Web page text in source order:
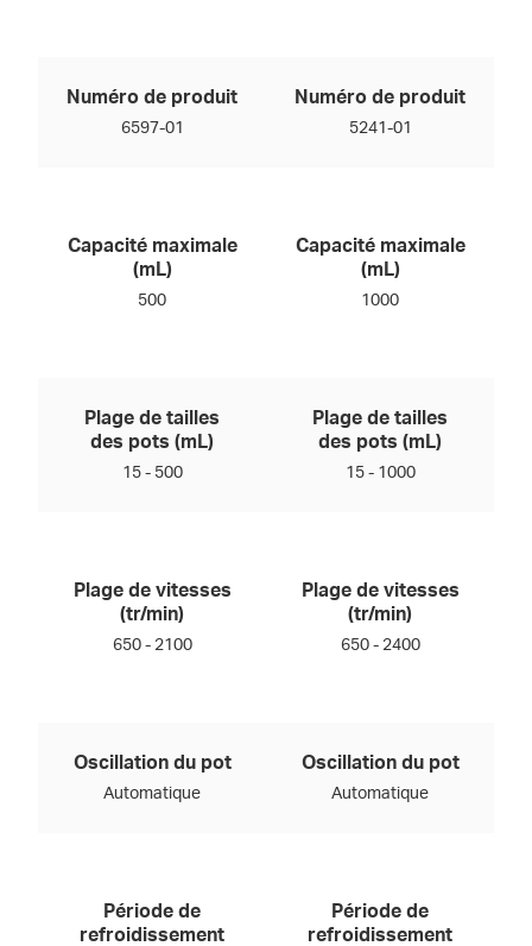
Numéro de produit
6597-01
Numéro de produit
5241-01
Capacité maximale
(mL)
500
Capacité maximale
(mL)
1000
Plage de tailles
des pots (mL)
15 - 500
Plage de tailles
des pots (mL)
15 - 1000
Plage de vitesses
(tr/min)
650 - 2100
Plage de vitesses
(tr/min)
650 - 2400
Oscillation du pot
Automatique
Oscillation du pot
Automatique
Période de
refroidissement
Période de
refroidissement